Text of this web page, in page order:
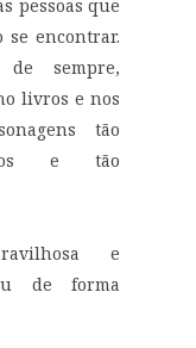
pessoas que
se encontrar.
sempre,
livros e nos
tão
e tão
e
de forma